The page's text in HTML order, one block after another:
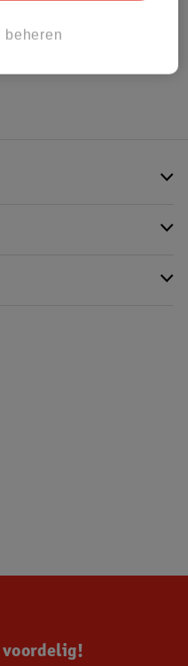
voordelig!
beheren